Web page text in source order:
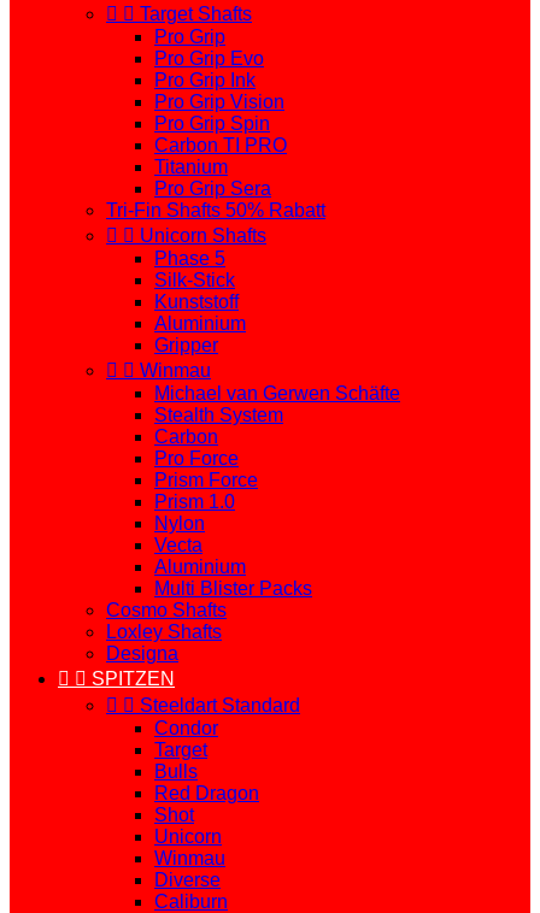
  Target Shafts
Pro Grip
Pro Grip Evo
Pro Grip Ink
Pro Grip Vision
Pro Grip Spin
Carbon TI PRO
Titanium
Pro Grip Sera
Tri-Fin Shafts 50% Rabatt
  Unicorn Shafts
Phase 5
Silk-Stick
Kunststoff
Aluminium
Gripper
  Winmau
Michael van Gerwen Schäfte
Stealth System
Carbon
Pro Force
Prism Force
Prism 1.0
Nylon
Vecta
Aluminium
Multi Blister Packs
Cosmo Shafts
Loxley Shafts
Designa
  SPITZEN
  Steeldart Standard
Condor
Target
Bulls
Red Dragon
Shot
Unicorn
Winmau
Diverse
Caliburn